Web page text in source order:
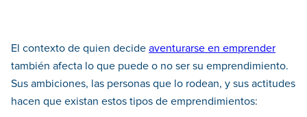
El contexto de quien decide aventurarse en emprender
también afecta lo que puede o no ser su emprendimiento.
Sus ambiciones, las personas que lo rodean, y sus actitudes
hacen que existan estos tipos de emprendimientos: